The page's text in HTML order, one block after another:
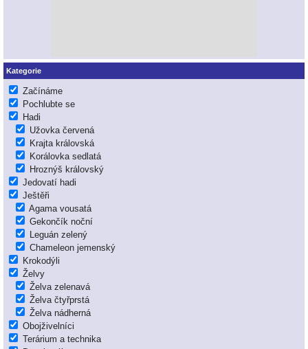
Kategorie
Začínáme
Pochlubte se
Hadi
Užovka červená
Krajta královská
Korálovka sedlatá
Hroznýš královský
Jedovatí hadi
Ještěři
Agama vousatá
Gekončík noční
Leguán zelený
Chameleon jemenský
Krokodýli
Želvy
Želva zelenavá
Želva čtyřprstá
Želva nádherná
Obojživelníci
Terárium a technika